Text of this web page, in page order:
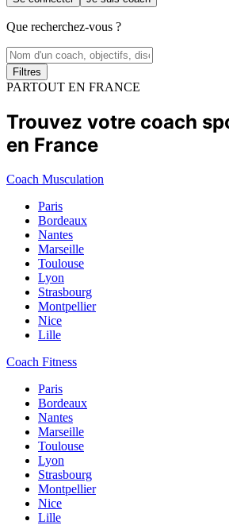
Que recherchez-vous ?
Filtres
PARTOUT EN FRANCE
Trouvez votre coach
en France
Coach Musculation
Paris
Bordeaux
Nantes
Marseille
Toulouse
Lyon
Strasbourg
Montpellier
Nice
Lille
Coach Fitness
Paris
Bordeaux
Nantes
Marseille
Toulouse
Lyon
Strasbourg
Montpellier
Nice
Lille